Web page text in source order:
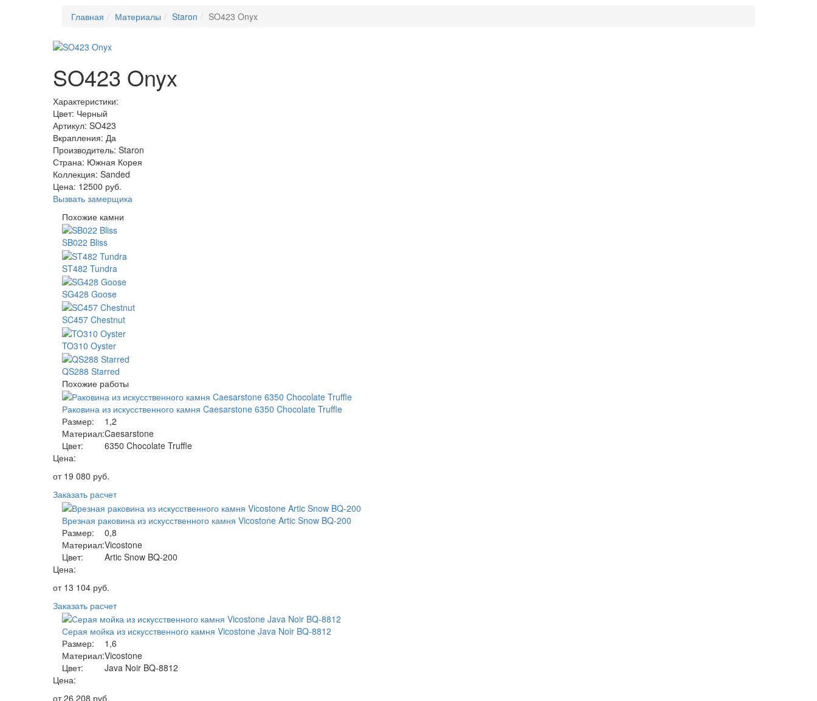
Главная
Материалы Staron SO423 Onyx
SO423 Onyx
Характеристики:
Цвет: Черный
Артикул: SO423
Вкрапления: Да
Производитель: Staron
Страна: Южная Корея
Коллекция: Sanded
Цена: 12500 руб.
Вызвать замерщика
Похожие камни
SB022 Bliss
ST482 Tundra
SG428 Goose
SC457 Chestnut
TO310 Oyster
QS288 Starred
Похожие работы
Раковина из искусственного камня Caesarstone 6350 Chocolate Truffle
Размер:
1,2
Материал:Caesarstone
Цвет:
6350 Chocolate Truffle
Цена:
от 19 080 руб.
Заказать расчет
Врезная раковина из искусственного камня Vicostone Artic Snow BQ-200
Размер:
0,8
Материал:Vicostone
Цвет:
Artic Snow BQ-200
Цена:
от 13 104 руб.
Заказать расчет
Серая мойка из искусственного камня Vicostone Java Noir BQ-8812
Размер:
1,6
Материал:Vicostone
Цвет:
Java Noir BQ-8812
Цена:
от26 208 руб.